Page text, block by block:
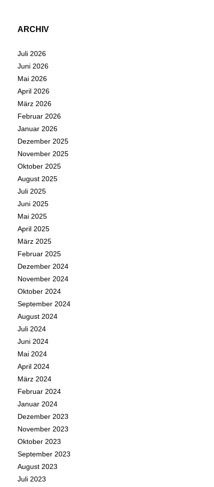
ARCHIV
Juli 2026
Juni 2026
Mai 2026
April 2026
März 2026
Februar 2026
Januar 2026
Dezember 2025
November 2025
Oktober 2025
August 2025
Juli 2025
Juni 2025
Mai 2025
April 2025
März 2025
Februar 2025
Dezember 2024
November 2024
Oktober 2024
September 2024
August 2024
Juli 2024
Juni 2024
Mai 2024
April 2024
März 2024
Februar 2024
Januar 2024
Dezember 2023
November 2023
Oktober 2023
September 2023
August 2023
Juli 2023